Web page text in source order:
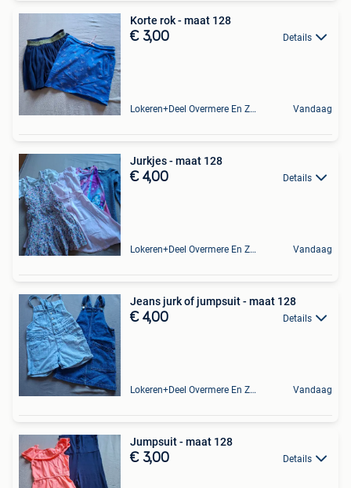
Korte rok - maat 128
€ 3,00 Details
Lokeren+Deel Overmere En Zele Vandaag
Jurkjes - maat 128
€ 4,00 Details
Lokeren+Deel Overmere En Zele Vandaag
Jeans jurk of jumpsuit - maat 128
€ 4,00 Details
Lokeren+Deel Overmere En Zele Vandaag
Jumpsuit - maat 128
€ 3,00 Details